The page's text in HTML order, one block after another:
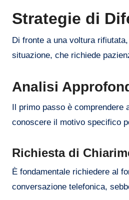
Strategie di
Di fronte a una voltura
situazione, che richiede
Analisi
Il primo passo è
conoscere il motivo specifico
Richiesta di
È fondamentale richiedere al
conversazione telefonica,